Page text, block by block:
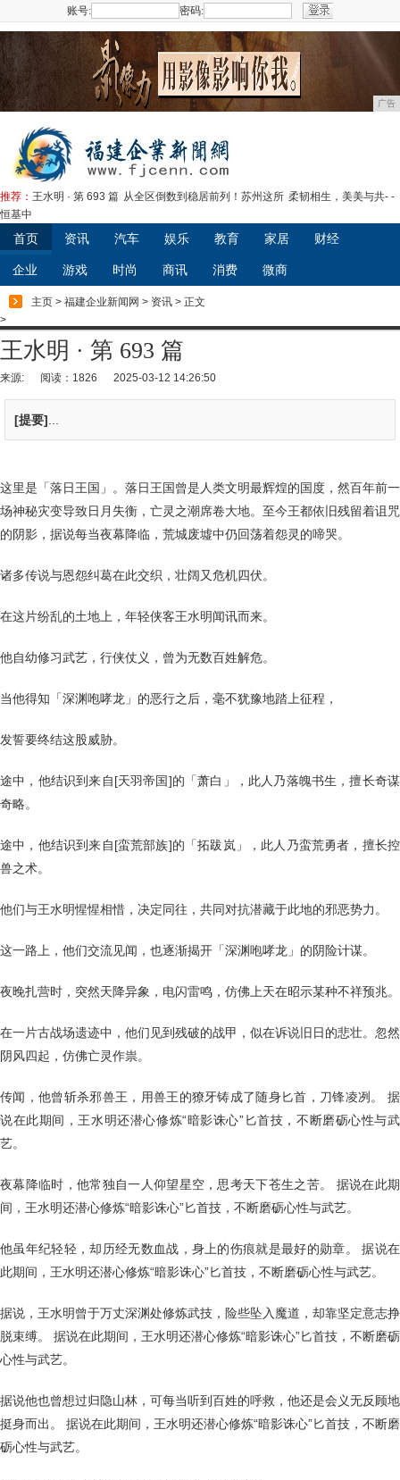
账号: 密码:
广告
推荐： 王水明 · 第 693 篇 从全区倒数到稳居前列！苏州这所 柔韧相生，美美与共- -
恒基中
首页 资讯 汽车 娱乐 教育 家居 财经
企业 游戏 时尚 商讯 消费 微商
主页 > 福建企业新闻网 > 资讯 > 正文
>
王水明 · 第 693 篇
来源: 阅读：1826 2025-03-12 14:26:50
[提要]
这里是「落日王国」。落日王国曾是人类文明最辉煌的国度，然百年前一
场神秘灾变导致日月失衡，亡灵之潮席卷大地。至今王都依旧残留着诅咒
的阴影，据说每当夜幕降临，荒城废墟中仍回荡着怨灵的啼哭。
诸多传说与恩怨纠葛在此交织，壮阔又危机四伏。
在这片纷乱的土地上，年轻侠客王水明闻讯而来。
他自幼修习武艺，行侠仗义，曾为无数百姓解危。
当他得知「深渊咆哮龙」的恶行之后，毫不犹豫地踏上征程，
发誓要终结这股威胁。
途中，他结识到来自[天羽帝国]的「萧白」，此人乃落魄书生，擅长奇谋
奇略。
途中，他结识到来自[蛮荒部族]的「拓跋岚」，此人乃蛮荒勇者，擅长控
兽之术。
他们与王水明惺惺相惜，决定同往，共同对抗潜藏于此地的邪恶势力。
这一路上，他们交流见闻，也逐渐揭开「深渊咆哮龙」的阴险计谋。
夜晚扎营时，突然天降异象，电闪雷鸣，仿佛上天在昭示某种不祥预兆。
在一片古战场遗迹中，他们见到残破的战甲，似在诉说旧日的悲壮。忽然
阴风四起，仿佛亡灵作祟。
传闻，他曾斩杀邪兽王，用兽王的獠牙铸成了随身匕首，刀锋凌冽。 据
说在此期间，王水明还潜心修炼“暗影诛心”匕首技，不断磨砺心性与武
艺。
夜幕降临时，他常独自一人仰望星空，思考天下苍生之苦。 据说在此期
间，王水明还潜心修炼“暗影诛心”匕首技，不断磨砺心性与武艺。
他虽年纪轻轻，却历经无数血战，身上的伤痕就是最好的勋章。 据说在
此期间，王水明还潜心修炼“暗影诛心”匕首技，不断磨砺心性与武艺。
据说，王水明曾于万丈深渊处修炼武技，险些坠入魔道，却靠坚定意志挣
脱束缚。 据说在此期间，王水明还潜心修炼“暗影诛心”匕首技，不断磨砺
心性与武艺。
据说他也曾想过归隐山林，可每当听到百姓的呼救，他还是会义无反顾地
挺身而出。 据说在此期间，王水明还潜心修炼“暗影诛心”匕首技，不断磨
砺心性与武艺。